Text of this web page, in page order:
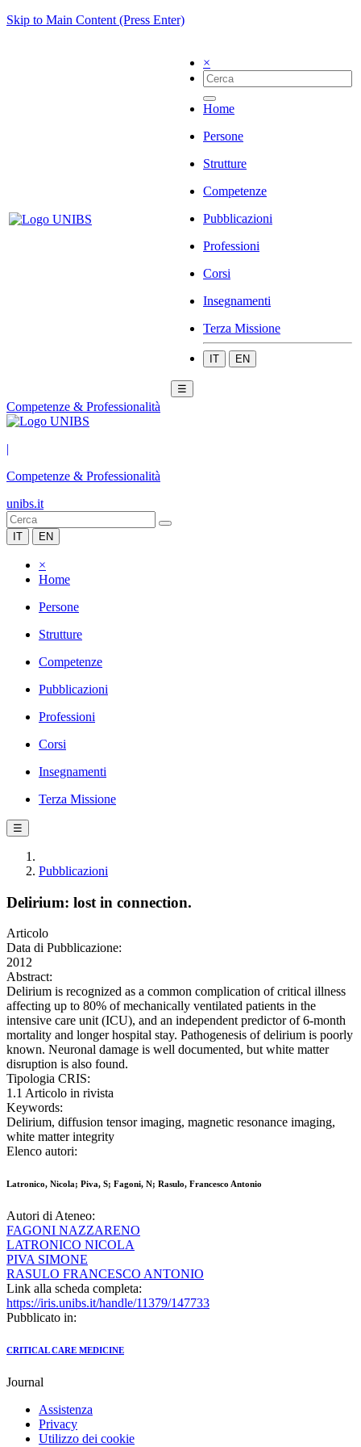
Skip to Main Content (Press Enter)
×
Home
Persone
Strutture
Competenze
Pubblicazioni
Professioni
Corsi
Insegnamenti
Terza Missione
IT EN
☰
Competenze & Professionalità
|
Competenze & Professionalità
unibs.it
IT EN
×
Home
Persone
Strutture
Competenze
Pubblicazioni
Professioni
Corsi
Insegnamenti
Terza Missione
☰
Pubblicazioni
Delirium: lost in connection.
Articolo
Data di Pubblicazione:
2012
Abstract:
Delirium is recognized as a common complication of critical illness
affecting up to 80% of mechanically ventilated patients in the
intensive care unit (ICU), and an independent predictor of 6-month
mortality and longer hospital stay. Pathogenesis of delirium is poorly
known. Neuronal damage is well documented, but white matter
disruption is also found.
Tipologia CRIS:
1.1 Articolo in rivista
Keywords:
Delirium, diffusion tensor imaging, magnetic resonance imaging,
white matter integrity
Elenco autori:
Latronico, Nicola; Piva, S; Fagoni, N; Rasulo, Francesco Antonio
Autori di Ateneo:
FAGONI NAZZARENO
LATRONICO NICOLA
PIVA SIMONE
RASULO FRANCESCO ANTONIO
Link alla scheda completa:
https://iris.unibs.it/handle/11379/147733
Pubblicato in:
CRITICAL CARE MEDICINE
Journal
Assistenza
Privacy
Utilizzo dei cookie